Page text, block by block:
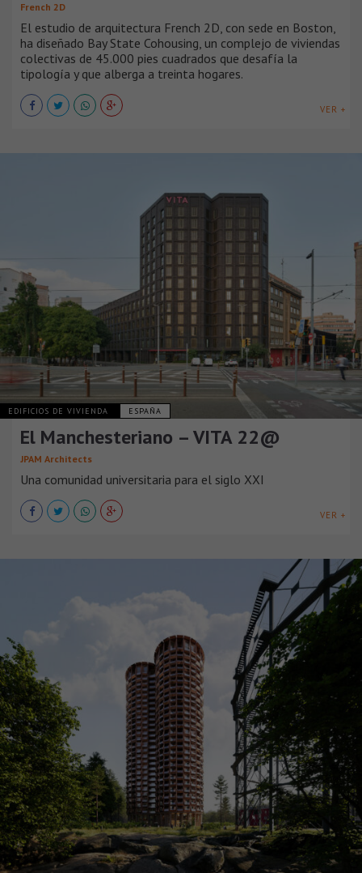
French 2D
El estudio de arquitectura French 2D, con sede en Boston,
ha diseñado Bay State Cohousing, un complejo de viviendas
colectivas de 45.000 pies cuadrados que desafía la
tipología y que alberga a treinta hogares.
VER +
EDIFICIOS DE VIVIENDA ESPAÑA
El Manchesteriano – VITA 22@
JPAM Architects
Una comunidad universitaria para el siglo XXI
VER +